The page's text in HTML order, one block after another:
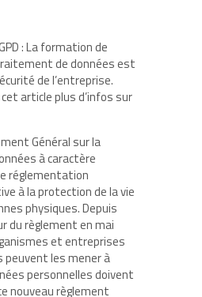
: La formation de
de données est
de l’entreprise.
article plus d’infos sur
Général sur la
à caractère
réglementation
à la protection de la vie
physiques. Depuis
du règlement en mai
et entreprises
les mener à
personnelles doivent
nouveau règlement